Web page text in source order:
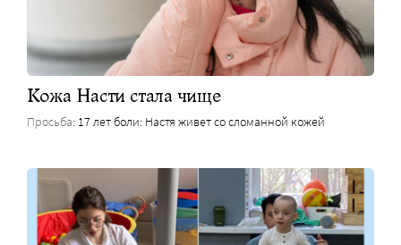
Кожа Насти стала чище
Просьба: 17 лет боли: Настя живет со сломанной кожей